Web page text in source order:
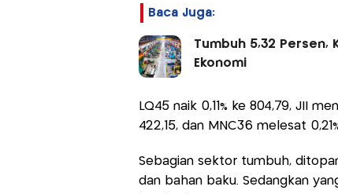
Baca Juga:
Tumbuh 5,32 Persen,
Ekonomi
LQ45 naik 0,11% ke 804,79, JII
422,15, dan MNC36 melesat
Sebagian sektor tumbuh,
dan bahan baku. Sedangkan